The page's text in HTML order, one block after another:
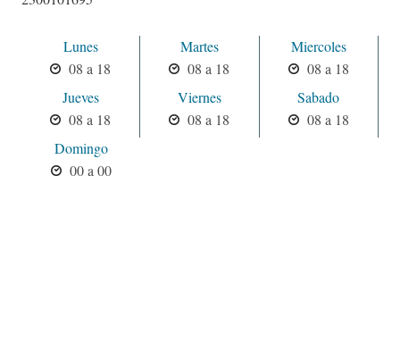
Lunes
08 a 18
Martes
08 a 18
Miercoles
08 a 18
Jueves
08 a 18
Viernes
08 a 18
Sabado
08 a 18
Domingo
00 a 00